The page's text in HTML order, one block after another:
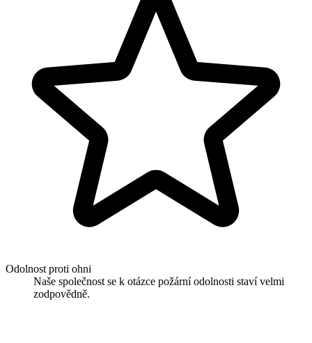
Odolnost proti ohni
Naše společnost se k otázce požární odolnosti staví velmi
zodpovědně.